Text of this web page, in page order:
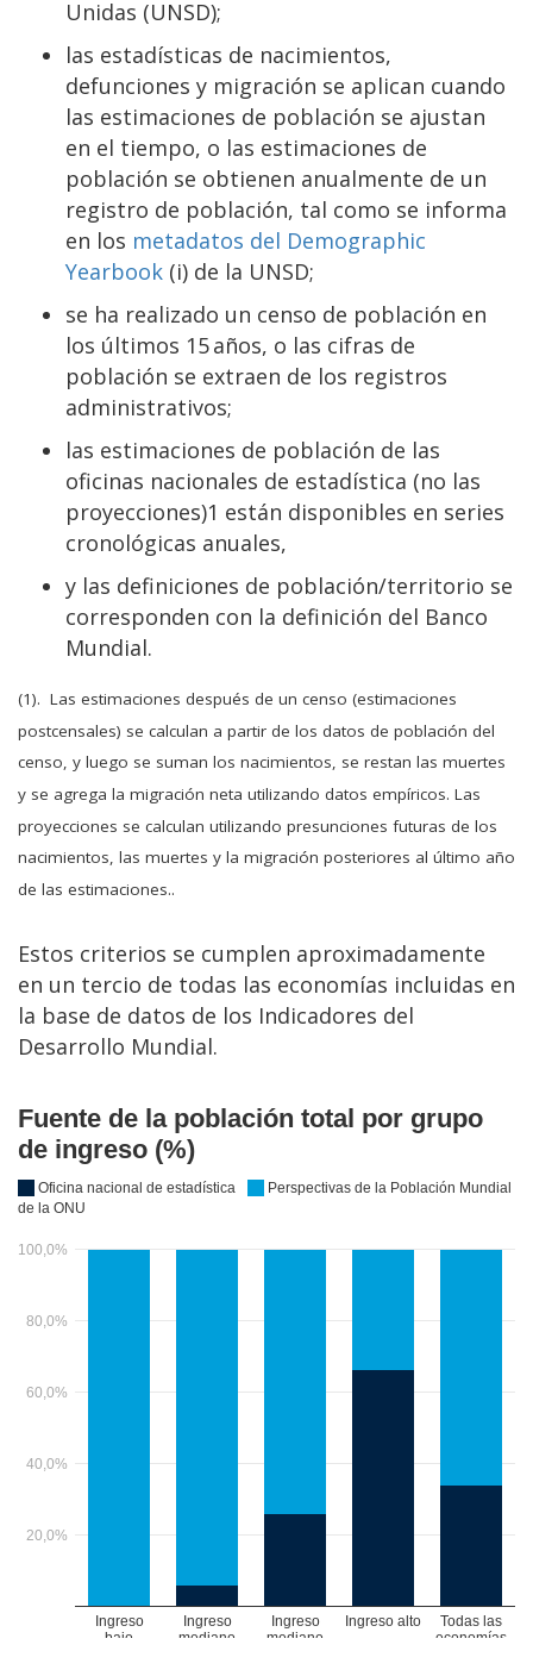
Unidas (UNSD);
las estadísticas de nacimientos,
defunciones y migración se aplican cuando
las estimaciones de población se ajustan
en el tiempo, o las estimaciones de
población se obtienen anualmente de un
registro de población, tal como se informa
en los metadatos del Demographic
Yearbook (i) de la UNSD;
se ha realizado un censo de población en
los últimos 15 años, o las cifras de
población se extraen de los registros
administrativos;
las estimaciones de población de las
oficinas nacionales de estadística (no las
proyecciones)1 están disponibles en series
cronológicas anuales,
y las definiciones de población/territorio se
corresponden con la definición del Banco
Mundial.
(1). Las estimaciones después de un censo (estimaciones
postcensales) se calculan a partir de los datos de población del
censo, y luego se suman los nacimientos, se restan las muertes
y se agrega la migración neta utilizando datos empíricos. Las
proyecciones se calculan utilizando presunciones futuras de los
nacimientos, las muertes y la migración posteriores al último año
de las estimaciones..
Estos criterios se cumplen aproximadamente
en un tercio de todas las economías incluidas en
la base de datos de los Indicadores del
Desarrollo Mundial.